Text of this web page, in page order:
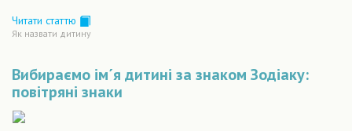
Читати статтю
Як назвати дитину
Вибираємо ім´я дитині за знаком Зодіаку:
повітряні знаки